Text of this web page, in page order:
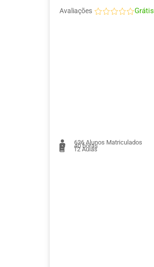
Avaliações Grátis
636 Alunos Matriculados
40 horas
12Aulas